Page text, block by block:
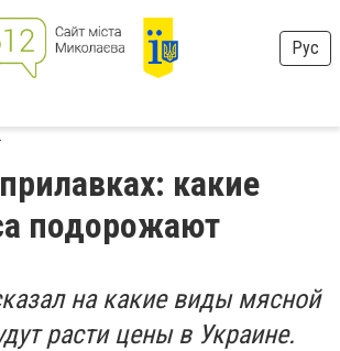
Рус
какие
подорожают
на какие виды мясной
расти цены в Украине.